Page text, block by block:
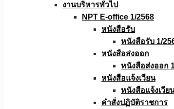
งานบริหารทั่วไป
NPT E-office 1/2568
หนังสือรับ
หนังสือรับ 1/
หนังสือส่งออก
หนังสือส่งออก
หนังสือแจ้งเวียน
หนังสือเเจ้งเวีย
คำสั่งปฏิบัติราชการ